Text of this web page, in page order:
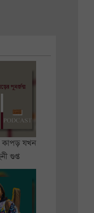
কাপড় যখন
গুপ্ত